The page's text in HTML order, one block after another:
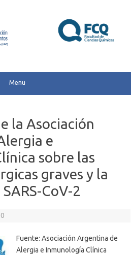
Menu
la Asociación
e
sobre las
graves y la
CoV-2
Fuente: Asociación Argentina de
Alergia e Inmunología Clínica